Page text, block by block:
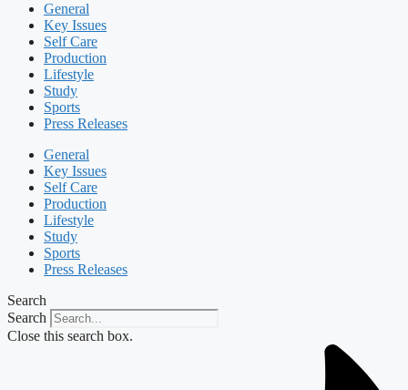
General
Key Issues
Self Care
Production
Lifestyle
Study
Sports
Press Releases
General
Key Issues
Self Care
Production
Lifestyle
Study
Sports
Press Releases
Search
Search
Close this search box.